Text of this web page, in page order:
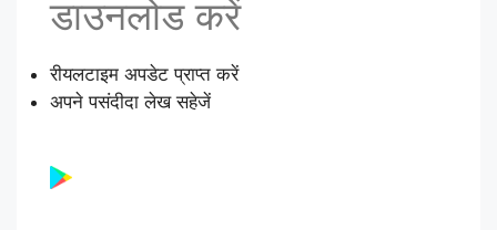
डाउनलोड करें
रीयलटाइम अपडेट प्राप्त करें
अपने पसंदीदा लेख सहेजें